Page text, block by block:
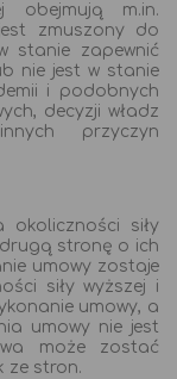
obejmują m.in.
zmuszony do
stanie zapewnić
nie jest w stanie
i podobnych
decyzji władz
przyczyn
okoliczności siły
drugą stronę o ich
umowy zostaje
siły wyższej i
umowy, a
umowy nie jest
może zostać
ze stron.